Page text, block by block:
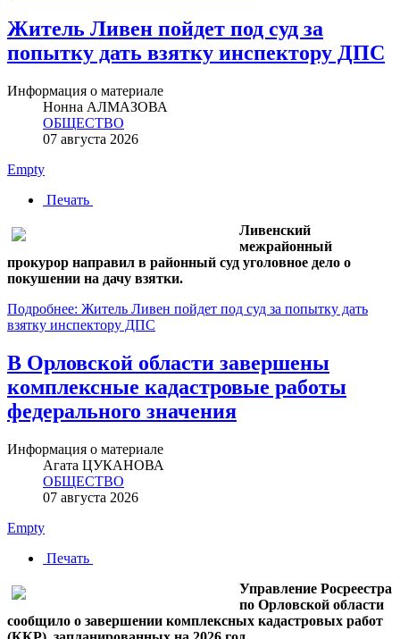
Житель Ливен пойдет под суд за
попытку дать взятку инспектору ДПС
Информация о материале
Нонна АЛМАЗОВА
ОБЩЕСТВО
07 августа 2026
Empty
Печать
Ливенский
межрайонный
прокурор направил в районный суд уголовное дело о
покушении на дачу взятки.
Подробнее: Житель Ливен пойдет под суд за попытку дать
взятку инспектору ДПС
В Орловской области завершены
комплексные кадастровые работы
федерального значения
Информация о материале
Агата ЦУКАНОВА
ОБЩЕСТВО
07 августа 2026
Empty
Печать
Управление Росреестра
по Орловской области
сообщило о завершении комплексных кадастровых работ